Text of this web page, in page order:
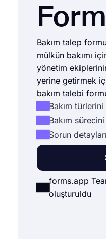
Bakım talep
mülkün bakımı
yönetim
yerine getirmek
bakım talebi
Bakım
Bakım
Sorun
forms.app
oluşturuldu